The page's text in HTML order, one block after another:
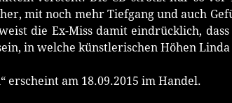
mit noch mehr Tiefgang und auch
die Ex-Miss damit eindrücklich,
in welche künstlerischen Höhen
erscheint am 18.09.2015 im Handel.